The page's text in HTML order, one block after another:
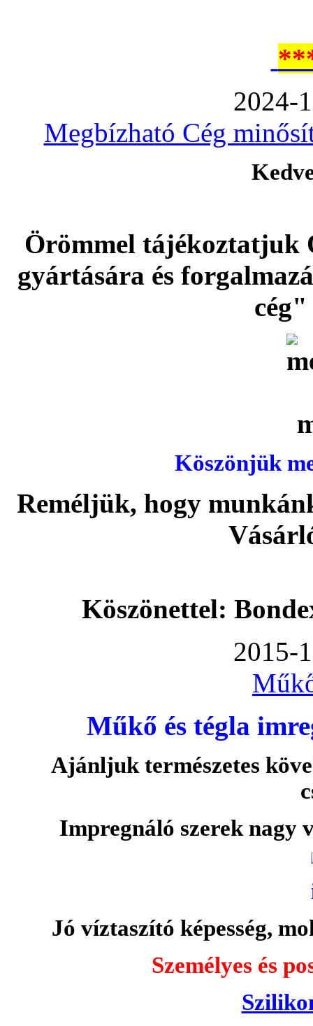
2024-
Megbízható Cég
Örömmel tájékoztatjuk
gyártására és
Köszönjük
Reméljük, hogy
Köszönettel:
2015-
Műkő és tégla
Ajánljuk természetes
Impregnáló szerek
Jó víztaszító képesség,
Személyes és